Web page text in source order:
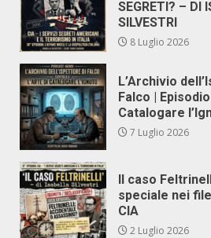
SEGRETI? – DI
SILVESTRI
8 Luglio 2026
L’Archivio
Falco |
Catalogare
7 Luglio 2026
Il caso
speciale nei
CIA
2 Luglio 2026